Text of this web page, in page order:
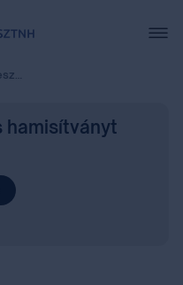
online
hamisítványt